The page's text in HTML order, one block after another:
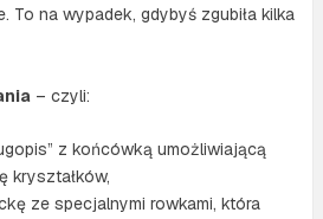
To na wypadek, gdybyś zgubiła kilka
– czyli:
z końcówką umożliwiającą
kryształków,
ze specjalnymi rowkami, która